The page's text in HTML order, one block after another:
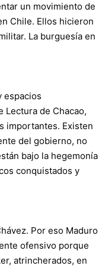
un movimiento de
Chile. Ellos hicieron
La burguesía en
espacios
Lectura de Chacao,
importantes. Existen
del gobierno, no
bajo la hegemonía
conquistados y
Por eso Maduro
ofensivo porque
atrincherados, en